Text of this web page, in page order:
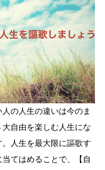
の人生の違いは今のま
自由を楽しむ人生にな
人生を最大限に謳歌す
てはめることで、【自